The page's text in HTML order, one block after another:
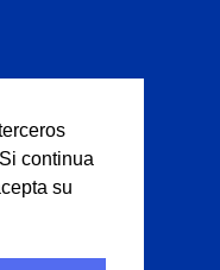
continua
su